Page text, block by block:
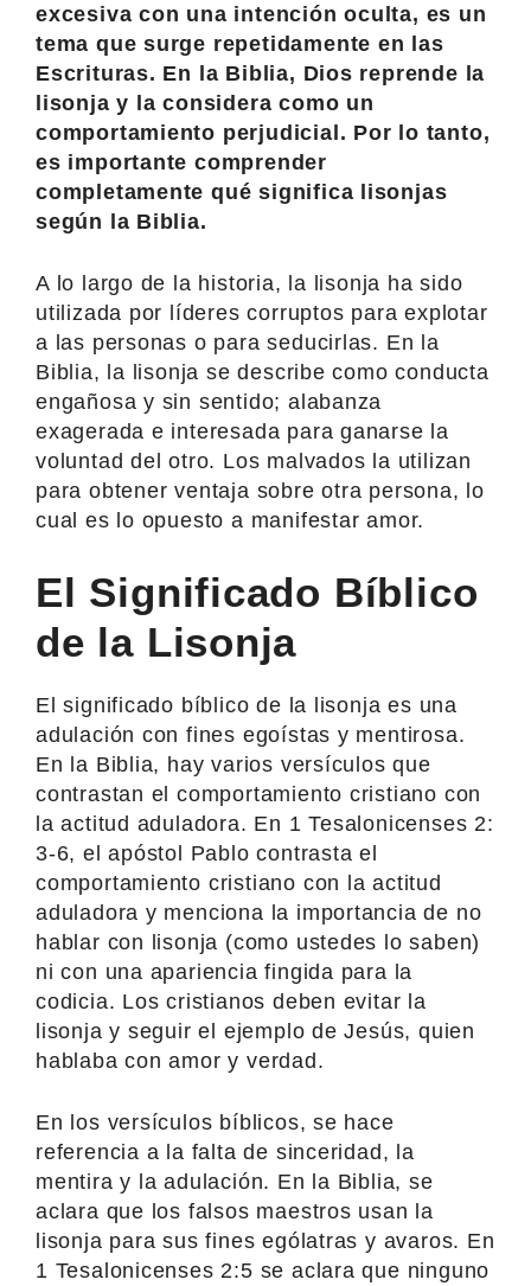
excesiva con una intención oculta, es un
tema que surge repetidamente en las
Escrituras. En la Biblia, Dios reprende la
lisonja y la considera como un
comportamiento perjudicial. Por lo tanto,
es importante comprender
completamente qué significa lisonjas
según la Biblia.
A lo largo de la historia, la lisonja ha sido
utilizada por líderes corruptos para explotar
a las personas o para seducirlas. En la
Biblia, la lisonja se describe como conducta
engañosa y sin sentido; alabanza
exagerada e interesada para ganarse la
voluntad del otro. Los malvados la utilizan
para obtener ventaja sobre otra persona, lo
cual es lo opuesto a manifestar amor.
El Significado Bíblico
de la Lisonja
El significado bíblico de la lisonja es una
adulación con fines egoístas y mentirosa.
En la Biblia, hay varios versículos que
contrastan el comportamiento cristiano con
la actitud aduladora. En 1 Tesalonicenses 2:
3-6, el apóstol Pablo contrasta el
comportamiento cristiano con la actitud
aduladora y menciona la importancia de no
hablar con lisonja (como ustedes lo saben)
ni con una apariencia fingida para la
codicia. Los cristianos deben evitar la
lisonja y seguir el ejemplo de Jesús, quien
hablaba con amor y verdad.
En los versículos bíblicos, se hace
referencia a la falta de sinceridad, la
mentira y la adulación. En la Biblia, se
aclara que los falsos maestros usan la
lisonja para sus fines ególatras y avaros. En
1 Tesalonicenses 2:5 se aclara que ninguno